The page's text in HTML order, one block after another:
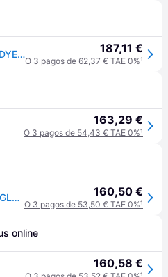
Neumáticos de verano GOODYEAR Eagle F1 Asymmetric 6 235/45R19 99V XL 187,11 €
O 3 pagos de 62,37 € TAE 0%¹
163,29 €
O 3 pagos de 54,43 € TAE 0%¹
Neumático - 4X4 / SUV - EAGLE F1 ASYMMETRIC 6 - Goodyear - 235-45-19-99-V 160,50 €
O 3 pagos de 53,50 € TAE 0%¹
online
160,58 €